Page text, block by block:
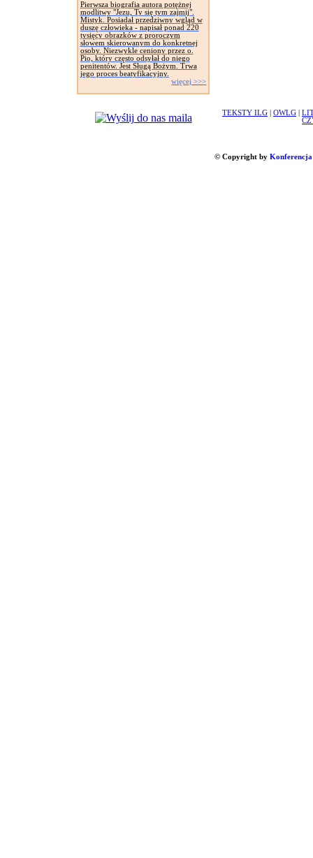
Pierwsza biografia autora potężnej
modlitwy "Jezu, Ty się tym zajmij".
Mistyk. Posiadał przedziwny wgląd w
duszę człowieka - napisał ponad 220
tysięcy obrazków z proroczym
słowem skierowanym do konkretnej
osoby. Niezwykle ceniony przez o.
Pio, który często odsyłał do niego
penitentów. Jest Sługą Bożym. Trwa
jego proces beatyfikacyjny.
więcej >>>
TEKSTY ILG OWLG
© Copyright by Konferencja